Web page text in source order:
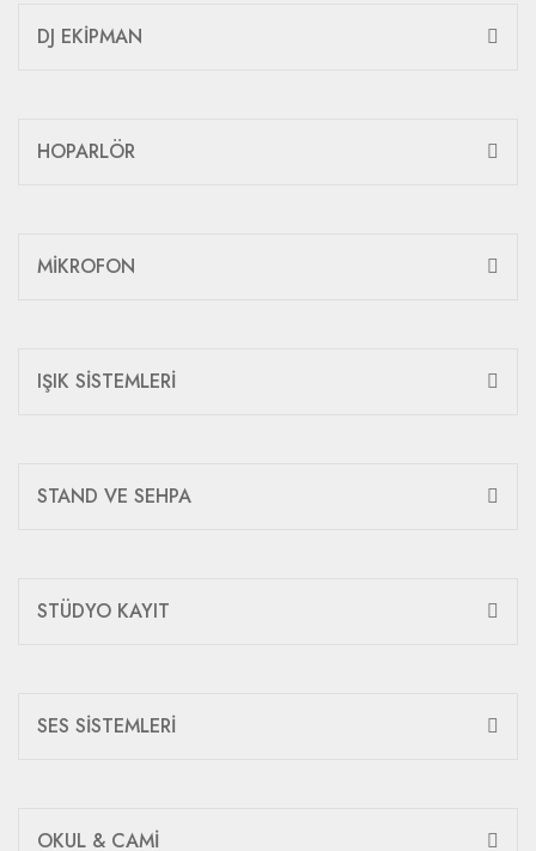
DJ EKİPMAN
HOPARLÖR
MİKROFON
IŞIK SİSTEMLERİ
STAND VE SEHPA
STÜDYO KAYIT
SES SİSTEMLERİ
OKUL & CAMİ